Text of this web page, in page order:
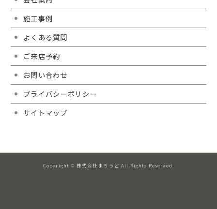
施工事例
よくある質問
ご来店予約
お問い合わせ
プライバシーポリシー
サイトマップ
Copyright © 株式会社まろうど All Rights Reserved.